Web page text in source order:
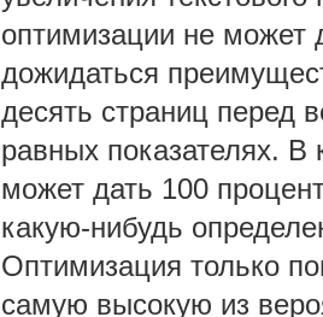
оптимизации не может
дожидаться
десять страниц перед
равных показателях. В
может дать 100
какую-нибудь
Оптимизация только
самую высокую из